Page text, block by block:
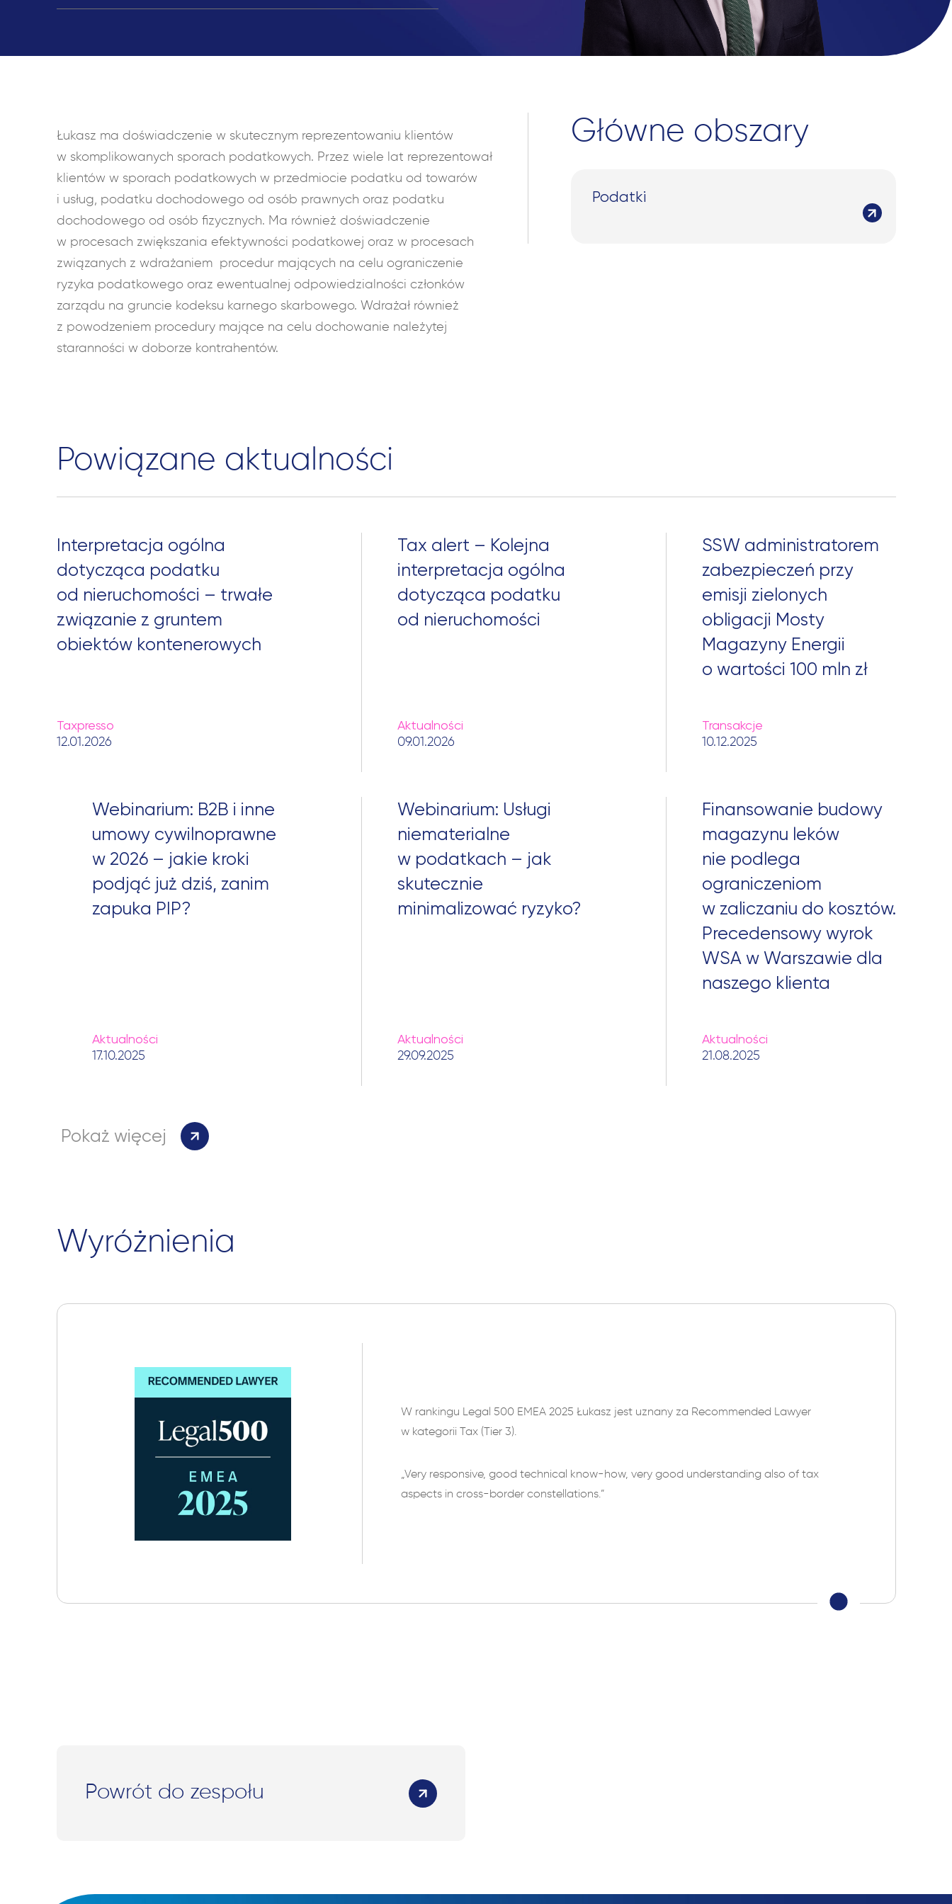
Łukasz ma doświadczenie w skutecznym reprezentowaniu klientów
w skomplikowanych sporach podatkowych. Przez wiele lat reprezentował
klientów w sporach podatkowych w przedmiocie podatku od towarów
i usług, podatku dochodowego od osób prawnych oraz podatku
dochodowego od osób fizycznych. Ma również doświadczenie
w procesach zwiększania efektywności podatkowej oraz w procesach
związanych z wdrażaniem procedur mających na celu ograniczenie
ryzyka podatkowego oraz ewentualnej odpowiedzialności członków
zarządu na gruncie kodeksu karnego skarbowego. Wdrażał również
z powodzeniem procedury mające na celu dochowanie należytej
staranności w doborze kontrahentów.
Główne obszary
Podatki
Powiązane aktualności
Interpretacja ogólna
dotycząca podatku
od nieruchomości – trwałe
związanie z gruntem
obiektów kontenerowych
Taxpresso
12.01.2026
Tax alert – Kolejna
interpretacja ogólna
dotycząca podatku
od nieruchomości
Aktualności
09.01.2026
SSW administratorem
zabezpieczeń przy
emisji zielonych
obligacji Mosty
Magazyny Energii
o wartości 100 mln zł
Transakcje
10.12.2025
Webinarium: B2B i inne
umowy cywilnoprawne
w 2026 – jakie kroki
podjąć już dziś, zanim
zapuka PIP?
Aktualności
17.10.2025
Webinarium: Usługi
niematerialne
w podatkach – jak
skutecznie
minimalizować ryzyko?
Aktualności
29.09.2025
Finansowanie budowy
magazynu leków
nie podlega
ograniczeniom
w zaliczaniu do kosztów.
Precedensowy wyrok
WSA w Warszawie dla
naszego klienta
Aktualności
21.08.2025
Pokaż więcej
Wyróżnienia
W rankingu Legal 500 EMEA 2025 Łukasz jest uznany za Recommended Lawyer
w kategorii Tax (Tier 3).
„Very responsive, good technical know-how, very good understanding also of tax
aspects in cross-border constellations.”
Powrót do zespołu